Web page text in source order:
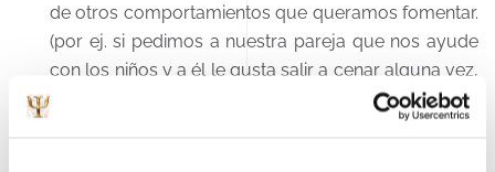
de otros comportamientos que queramos fomentar.
(por ej. si pedimos a nuestra pareja que nos ayude
con los niños y a él le gusta salir a cenar alguna vez,
podemos aprovechar y cuando lo haga
reforzárselo con esa actividad que le gusta)